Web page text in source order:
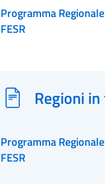
Programma
FESR
Regioni
Programma
FESR